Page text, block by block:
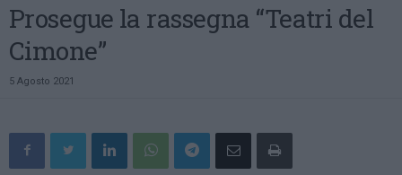
Prosegue la rassegna “Teatri del
Cimone”
5 Agosto 2021